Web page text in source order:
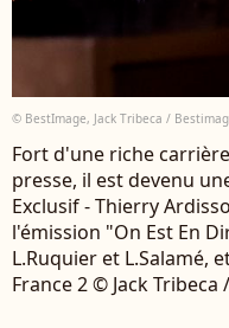
© BestImage, Jack Tribeca /
Fort d'une riche
presse, il est devenu
Exclusif - Thierry
l'émission "On Est En
L.Ruquier et L.Salamé,
France 2 © Jack Tribeca